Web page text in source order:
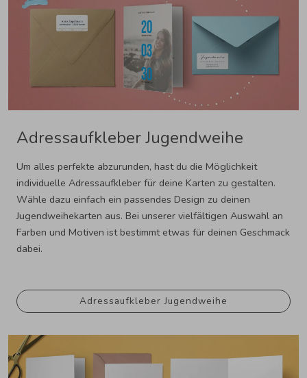
Adressaufkleber Jugendweihe
Um alles perfekte abzurunden, hast du die Möglichkeit
individuelle Adressaufkleber für deine Karten zu gestalten.
Wähle dazu einfach ein passendes Design zu deinen
Jugendweihekarten aus. Bei unserer vielfältigen Auswahl an
Farben und Motiven ist bestimmt etwas für deinen Geschmack
dabei.
Adressaufkleber Jugendweihe